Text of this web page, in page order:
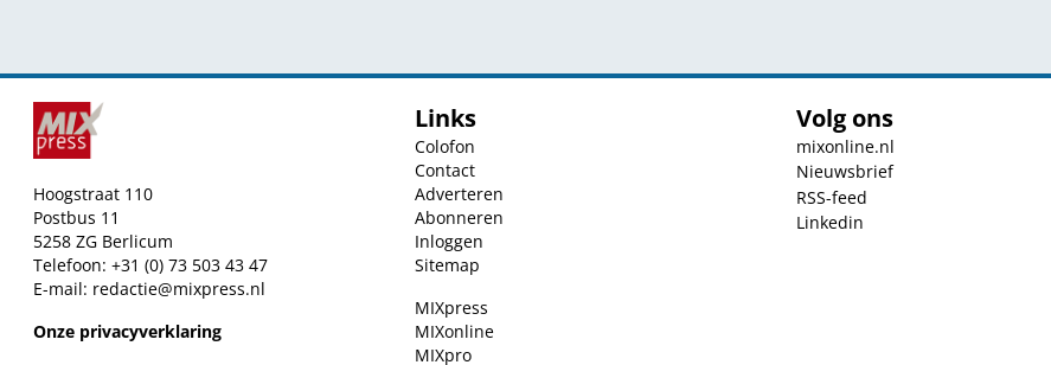
Hoogstraat 110
Postbus 11
5258 ZG Berlicum
Telefoon: +31 (0) 73 503 43 47
E-mail: redactie@mixpress.nl
Onze privacyverklaring
Links
Colofon
Contact
Adverteren
Abonneren
Inloggen
Sitemap
MIXpress
MIXonline
MIXpro
Volg ons
mixonline.nl
Nieuwsbrief
RSS-feed
Linkedin